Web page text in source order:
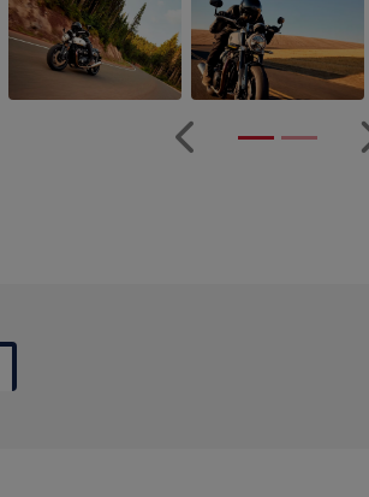
Anterior